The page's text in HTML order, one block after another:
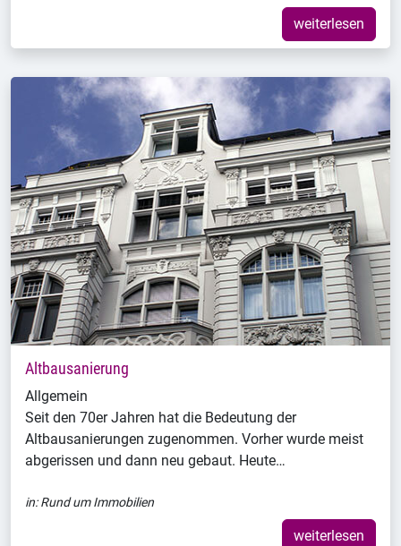
weiterlesen
Altbausanierung
Allgemein
Seit den 70er Jahren hat die Bedeutung der
Altbausanierungen zugenommen. Vorher wurde meist
abgerissen und dann neu gebaut. Heute…
in:Rund um Immobilien
weiterlesen